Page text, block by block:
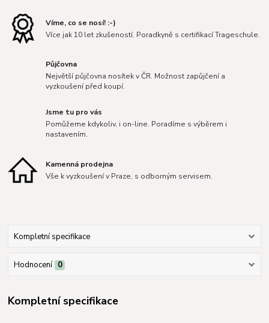
Víme, co se nosí! :-)
Více jak 10 let zkušeností. Poradkyně s certifikací Trageschule.
Půjčovna
Největší půjčovna nosítek v ČR. Možnost zapůjčení a
vyzkoušení před koupí.
Jsme tu pro vás
Pomůžeme kdykoliv, i on-line. Poradíme s výběrem i
nastavením.
Kamenná prodejna
Vše k vyzkoušení v Praze, s odborným servisem.
Kompletní specifikace
Hodnocení 0
Kompletní specifikace